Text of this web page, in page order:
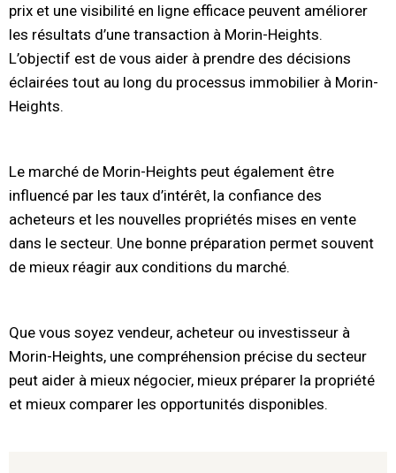
prix et une visibilité en ligne efficace peuvent améliorer
les résultats d’une transaction à Morin-Heights.
L’objectif est de vous aider à prendre des décisions
éclairées tout au long du processus immobilier à Morin-
Heights.
Le marché de Morin-Heights peut également être
influencé par les taux d’intérêt, la confiance des
acheteurs et les nouvelles propriétés mises en vente
dans le secteur. Une bonne préparation permet souvent
de mieux réagir aux conditions du marché.
Que vous soyez vendeur, acheteur ou investisseur à
Morin-Heights, une compréhension précise du secteur
peut aider à mieux négocier, mieux préparer la propriété
et mieux comparer les opportunités disponibles.